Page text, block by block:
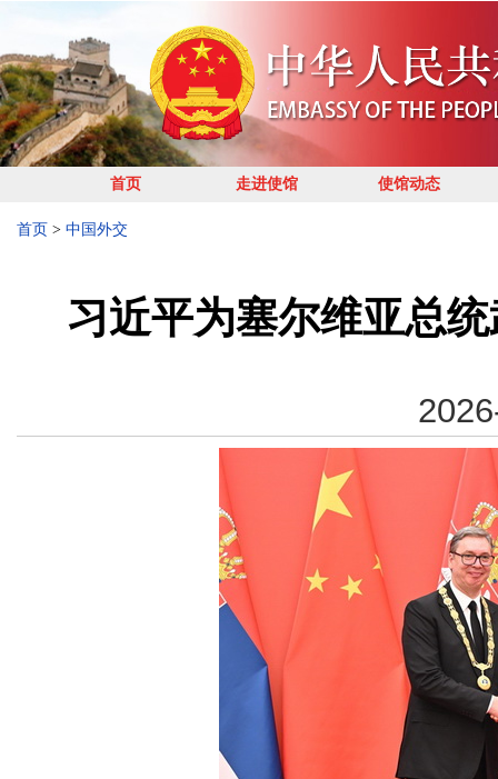
首页 走进使馆 使馆动态
首页 > 中国外交
习近平为塞尔维亚总